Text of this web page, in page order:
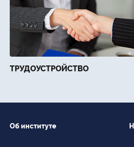
ТРУДОУСТРОЙСТВО
Об институте